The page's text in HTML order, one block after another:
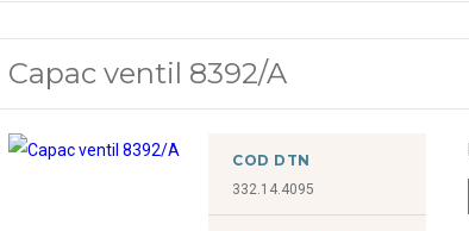
Capac ventil 8392/A
COD DTN
332.14.4095